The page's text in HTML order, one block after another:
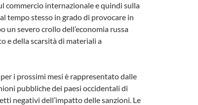
commercio internazionale e quindi sulla
tempo stesso in grado di provocare in
un severo crollo dell’economia russa
e della scarsità di materiali a
i prossimi mesi è rappresentato dalle
pubbliche dei paesi occidentali di
negativi dell’impatto delle sanzioni. Le